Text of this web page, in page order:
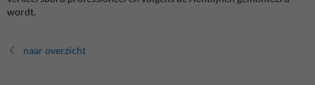
wordt.
naar overzicht